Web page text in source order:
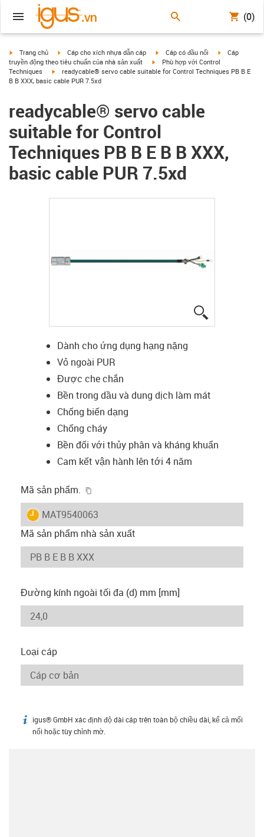
(0)
igus-icon-arrow-right
Trang chủ igus-icon-arrow-right
Cáp cho xích nhựa dẫn cáp igus-icon-arrow-right
Cáp có đầu nối igus-icon-
Cáp
truyền động theo tiêu chuẩn của nhà sản xuất
igus-icon-arrow-right
Phù hợp với Control
Techniques
igus-icon-arrow-right
readycable® servo cable suitable for Control Techniques PB B E
B B XXX, basic cable PUR 7.5xd
readycable® servo cable
suitable for Control
Techniques PB B E B B XXX,
basic cable PUR 7.5xd
Dành cho ứng dụng hạng nặng
Vỏ ngoài PUR
Được che chắn
Bền trong dầu và dung dịch làm mát
Chống biến dạng
Chống cháy
Bền đối với thủy phân và kháng khuẩn
Cam kết vận hành lên tới 4 năm
Mã sản phẩm.
igus-icon-lieferzeit
MAT9540063
Mã sản phẩm nhà sản xuất
Đường kính ngoài tối đa (d) mm [mm]
Loại cáp
igus-icon-info
igus® GmbH xác định độ dài cáp trên toàn bộ chiều dài, kể cả mối
nối hoặc tùy chỉnh mờ.